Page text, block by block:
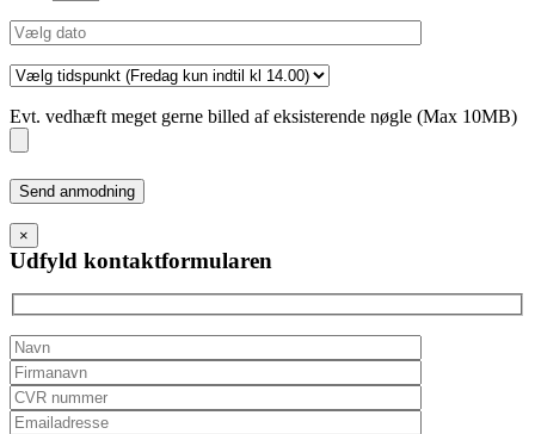
Evt. vedhæft meget gerne billed af eksisterende nøgle (Max 10MB)
Please
leave
this
field
empty.
×
Udfyld kontaktformularen